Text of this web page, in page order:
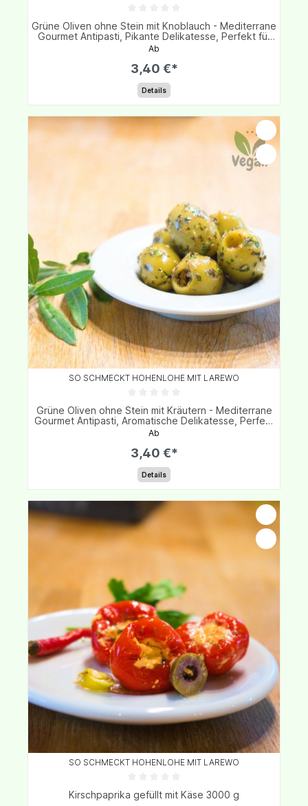
Grüne Oliven ohne Stein mit Knoblauch - Mediterrane
Gourmet Antipasti, Pikante Delikatesse, Perfekt für
Vorspeisen & Salate
Ab
3,40 €*
Details
SO SCHMECKT HOHENLOHE MIT LAREWO
Grüne Oliven ohne Stein mit Kräutern - Mediterrane
Gourmet Antipasti, Aromatische Delikatesse, Perfekt
für Vorspeisen & Salate
Ab
3,40 €*
Details
SO SCHMECKT HOHENLOHE MIT LAREWO
Kirschpaprika gefüllt mit Käse 3000 g